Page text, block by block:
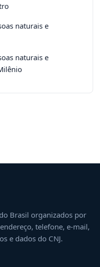
naturais e
naturais e
Brasil organizados por
telefone, e-mail,
e dados do CNJ.